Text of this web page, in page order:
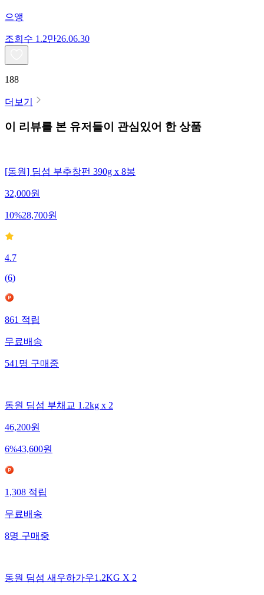
으앵
조회수 1.2만26.06.30
188
더보기
이 리뷰를 본 유저들이 관심있어 한 상품
[동원] 딤섬 부추창펀 390g x 8봉
32,000원
10%28,700원
4.7
(6)
861적립
무료배송
541명구매중
동원 딤섬 부채교 1.2kg x 2
46,200원
6%43,600원
1,308적립
무료배송
8명구매중
동원 딤섬 새우하가우1.2KG X 2